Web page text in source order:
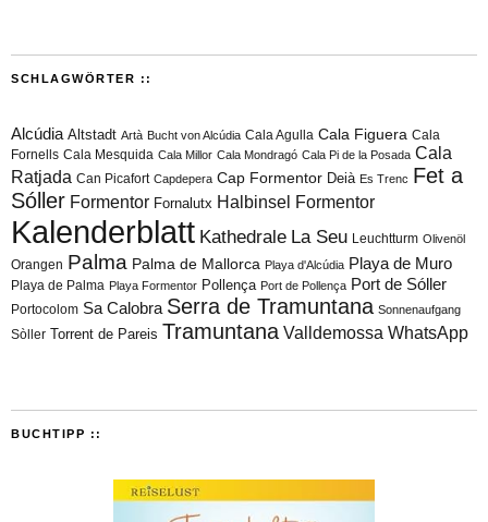
SCHLAGWÖRTER ::
Alcúdia Altstadt Artà Bucht von Alcúdia Cala Agulla Cala Figuera Cala
Fornells Cala Mesquida Cala Millor Cala Mondragó Cala Pi de la Posada Cala
Ratjada Can Picafort Capdepera Cap Formentor Deià Es Trenc Fet a
Sóller Formentor Fornalutx Halbinsel Formentor
Kalenderblatt Kathedrale La Seu Leuchtturm Olivenöl
Orangen Palma Palma de Mallorca Playa d'Alcúdia Playa de Muro
Playa de Palma Playa Formentor Pollença Port de Pollença Port de Sóller
Portocolom Sa Calobra Serra de Tramuntana Sonnenaufgang
Sòller Torrent de Pareis Tramuntana Valldemossa WhatsApp
BUCHTIPP ::